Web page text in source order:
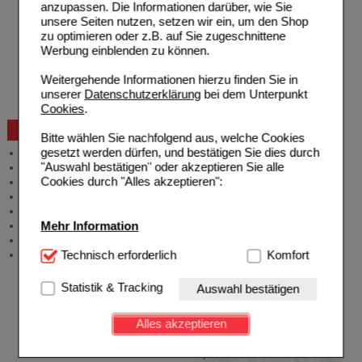
anzupassen. Die Informationen darüber, wie Sie
unsere Seiten nutzen, setzen wir ein, um den Shop
zu optimieren oder z.B. auf Sie zugeschnittene
Werbung einblenden zu können.
Weitergehende Informationen hierzu finden Sie in
unserer Datenschutzerklärungbei dem Unterpunkt
Cookies.
Bitte wählen Sie nachfolgend aus, welche Cookies
gesetzt werden dürfen, und bestätigen Sie dies durch
"Auswahl bestätigen" oder akzeptieren Sie alle
Cookies durch "Alles akzeptieren":
Mehr Information
Technisch Notwendig:Hierbei handelt es sich um
Website notwendig sind (z.B. Navigation, Warenkorb,
Kundenkonto), weshalb auf diese nicht verzichtet
werden kann.
Einkaufserlebnis noch ansprechender zu gestalten,
Technisch erforderlich Komfort
Statistik & Tracking Auswahl bestätigen
Alles akzeptieren
Freiumschläge anfordern
Freiumschläge downloaden
Auslandsbestellung
Widerrufsformular
Problembehebung
Beratung und Service
Allgemeine Information
Produktberatung
Meldung Arzneimittelrisiken
Newsletter
Stellenangebote